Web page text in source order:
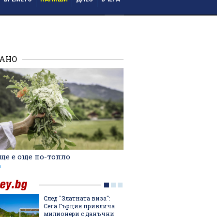
ВХОД
е още по-топло
След "Златната виза":
Сега Гърция привлича
милионери с данъчни